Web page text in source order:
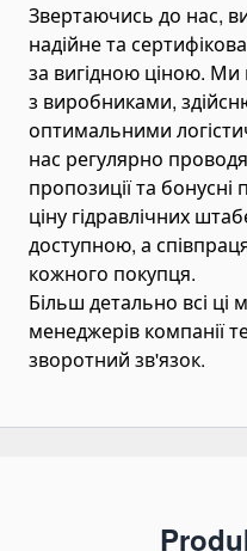
Вали відбору потужності
Гідромотори
Vane Motor
Масло гідравлічне
Редуктори на трактори
Запчастини гідравліки і
Адаптери гідравлічні
Рукави та шланги
Підшипники
Швидкознімні муфти
Гідравлічне рульове
Звертаючись до нас,
надійне та
за вигідною ціною.
з виробниками,
оптимальними
нас регулярно
пропозиції та
ціну гідравлічних
доступною, а
кожного покупця.
Більш детально всі
менеджерів компанії
зворотний зв'язок.